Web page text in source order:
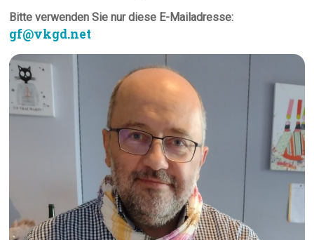
Bitte verwenden Sie nur diese E-Mailadresse:
gf@vkgd.net